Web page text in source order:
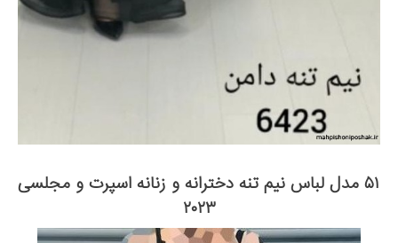
۵۱ مدل لباس نیم تنه دخترانه و زنانه اسپرت و مجلسی
۲۰۲۳